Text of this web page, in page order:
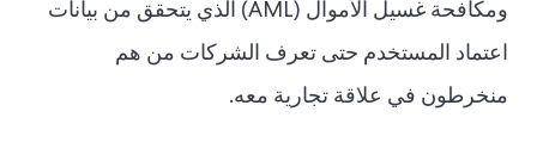
ومكافحة غسيل الأموال (AML) الذي يتحقق من بيانات
اعتماد المستخدم حتى تعرف الشركات من هم
منخرطون في علاقة تجارية معه.